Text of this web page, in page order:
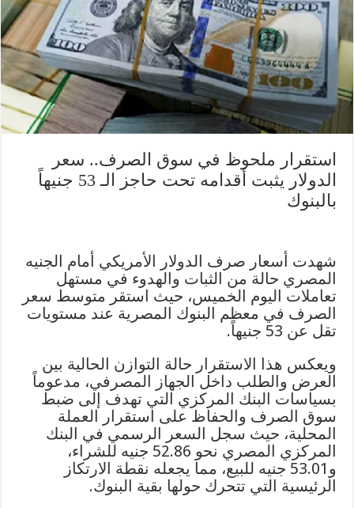
استقرار ملحوظ في سوق الصرف.. سعر
الدولار يثبت أقدامه تحت حاجز الـ 53 جنيهاً
بالبنوك
شهدت أسعار صرف الدولار الأمريكي أمام الجنيه
المصري حالة من الثبات والهدوء في مستهل
تعاملات اليوم الخميس، حيث استقر متوسط سعر
الصرف في معظم البنوك المصرية عند مستويات
تقل عن 53 جنيهاً.
ويعكس هذا الاستقرار حالة التوازن الحالية بين
العرض والطلب داخل الجهاز المصرفي، مدعوماً
بسياسات البنك المركزي التي تهدف إلى ضبط
سوق الصرف والحفاظ على استقرار العملة
المحلية، حيث سجل السعر الرسمي في البنك
المركزي المصري نحو 52.86 جنيه للشراء،
و53.01 جنيه للبيع، مما يجعله نقطة الارتكاز
الرئيسية التي تتحرك حولها بقية البنوك.